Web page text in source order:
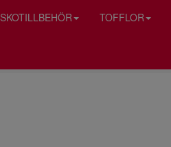
SKOTILLBEHÖR TOFFLOR